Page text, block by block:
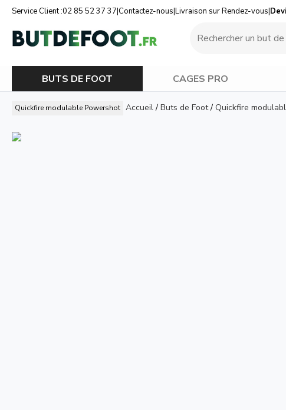
Service Client :02 85 52 37 37|Contactez-nous|Livraison sur Rendez-vous|
BUTS DE FOOT CAGES PRO
Quickfire modulable Powershot Accueil/ Buts de Foot/ Quickfire